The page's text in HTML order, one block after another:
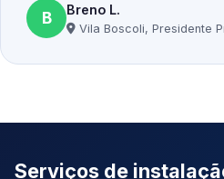
B Breno L.
Vila Boscoli, Presidente
Serviços de